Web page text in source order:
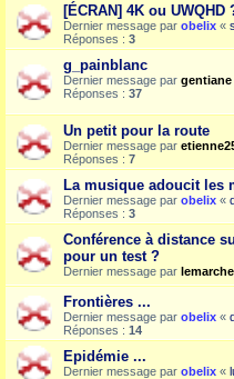
[ÉCRAN] 4K ou UWQHD
Dernier message par obelix «
Réponses : 3
g_painblanc
Dernier message par gentiane
Réponses : 37
Un petit pour la route
Dernier message par
Réponses : 7
La musique adoucit les
Dernier message par obelix «
Réponses : 3
Conférence à distance
pour un test ?
Dernier message par
Frontières ...
Dernier message par obelix «
Réponses : 14
Epidémie ...
Dernier message par obelix «